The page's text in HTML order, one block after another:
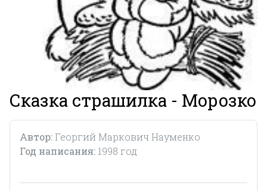
Сказка страшилка - Морозко
Автор: Георгий Маркович Науменко
Год написания: 1998 год